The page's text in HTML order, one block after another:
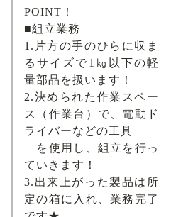
POINT！
■組立業務
1.片方の手のひらに収ま
るサイズで1㎏以下の軽
量部品を扱います！
2.決められた作業スペー
ス（作業台）で、電動ド
ライバーなどの工具
を使用し、組立を行っ
ていきます！
3.出来上がった製品は所
定の箱に入れ、業務完了